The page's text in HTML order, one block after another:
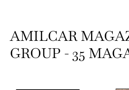
AMILCAR
GROUP - 35